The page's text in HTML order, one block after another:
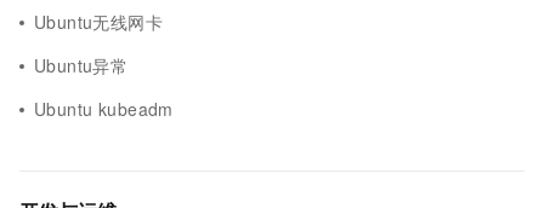
Ubuntu无线网卡
Ubuntu异常
Ubuntu kubeadm